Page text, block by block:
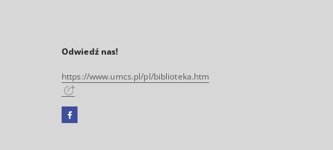
Odwiedź nas!
https://www.umcs.pl/pl/biblioteka.htm
Facebook